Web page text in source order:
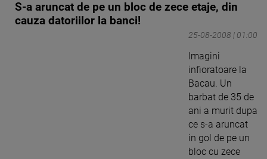
S-a aruncat de pe un bloc de zece etaje, din
cauza datoriilor la banci!
25-08-2008 | 01:00
Imagini
infioratoare la
Bacau. Un
barbat de 35 de
ani a murit dupa
ce s-a aruncat
in gol de pe un
bloc cu zece